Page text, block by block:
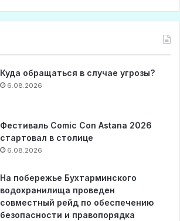
Куда обращаться в случае угрозы?
6.08.2026
Фестиваль Comic Con Astana 2026
стартовал в столице
6.08.2026
На побережье Бухтарминского
водохранилища проведен
совместный рейд по обеспечению
безопасности и правопорядка